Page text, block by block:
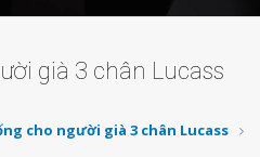
già 3 chân Lucass
cho người già 3 chân Lucass